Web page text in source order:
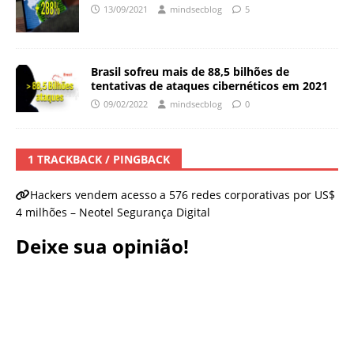
13/09/2021 mindsecblog 5
Brasil sofreu mais de 88,5 bilhões de
tentativas de ataques cibernéticos em 2021
09/02/2022 mindsecblog 0
1 TRACKBACK / PINGBACK
Hackers vendem acesso a 576 redes corporativas por US$
4 milhões – Neotel Segurança Digital
Deixe sua opinião!